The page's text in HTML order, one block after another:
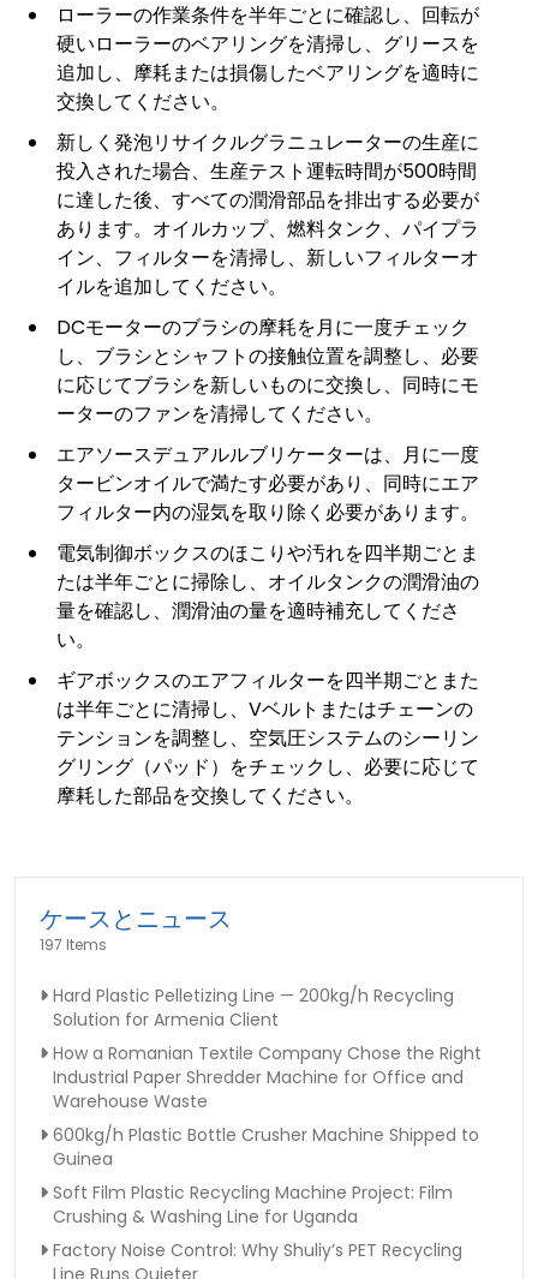
ローラーの作業条件を半年ごとに確認し、回転が
硬いローラーのベアリングを清掃し、グリースを
追加し、摩耗または損傷したベアリングを適時に
交換してください。
新しく発泡リサイクルグラニュレーターの生産に
投入された場合、生産テスト運転時間が500時間
に達した後、すべての潤滑部品を排出する必要が
あります。オイルカップ、燃料タンク、パイプラ
イン、フィルターを清掃し、新しいフィルターオ
イルを追加してください。
DCモーターのブラシの摩耗を月に一度チェック
し、ブラシとシャフトの接触位置を調整し、必要
に応じてブラシを新しいものに交換し、同時にモ
ーターのファンを清掃してください。
エアソースデュアルルブリケーターは、月に一度
タービンオイルで満たす必要があり、同時にエア
フィルター内の湿気を取り除く必要があります。
電気制御ボックスのほこりや汚れを四半期ごとま
たは半年ごとに掃除し、オイルタンクの潤滑油の
量を確認し、潤滑油の量を適時補充してくださ
い。
ギアボックスのエアフィルターを四半期ごとまた
は半年ごとに清掃し、Vベルトまたはチェーンの
テンションを調整し、空気圧システムのシーリン
グリング（パッド）をチェックし、必要に応じて
摩耗した部品を交換してください。
ケースとニュース
197 Items
Hard Plastic Pelletizing Line — 200kg/h Recycling
Solution for Armenia Client
How a Romanian Textile Company Chose the Right
Industrial Paper Shredder Machine for Office and
Warehouse Waste
600kg/h Plastic Bottle Crusher Machine Shipped to
Guinea
Soft Film Plastic Recycling Machine Project: Film
Crushing & Washing Line for Uganda
Factory Noise Control: Why Shuliy’s PET Recycling